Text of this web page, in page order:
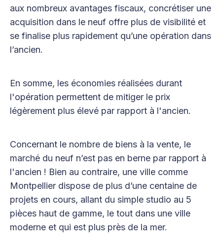
aux nombreux avantages fiscaux, concrétiser une
acquisition dans le neuf offre plus de visibilité et
se finalise plus rapidement qu’une opération dans
l’ancien.
En somme, les économies réalisées durant
l'opération permettent de mitiger le prix
légèrement plus élevé par rapport à l'ancien.
Concernant le nombre de biens à la vente, le
marché du neuf n’est pas en berne par rapport à
l'ancien ! Bien au contraire, une ville comme
Montpellier dispose de plus d’une centaine de
projets en cours, allant du simple studio au 5
pièces haut de gamme, le tout dans une ville
moderne et qui est plus près de la mer.